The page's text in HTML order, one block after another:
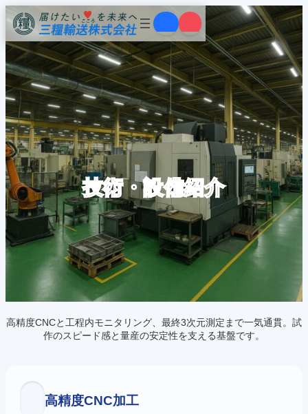
容
ス
キ
ッ
プ
技術・設備紹介
高精度CNCと工程内モニタリング、最終3次元測定まで一気通貫。試
作のスピード感と量産の安定性を支える基盤です。
高精度CNC加工